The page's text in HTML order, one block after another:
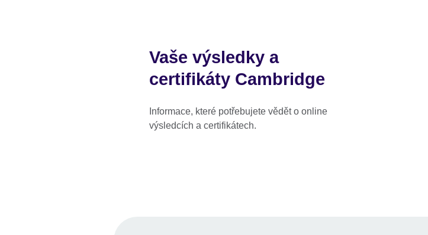
Vaše výsledky a
certifikáty Cambridge
Informace, které potřebujete vědět o online
výsledcích a certifikátech.